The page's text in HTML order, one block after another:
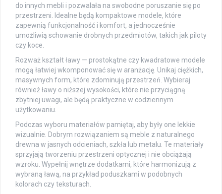
do innych mebli i pozwalała na swobodne poruszanie się po
przestrzeni. Idealne będą kompaktowe modele, które
zapewnią funkcjonalność i komfort, a jednocześnie
umożliwią schowanie drobnych przedmiotów, takich jak piloty
czy koce.
Rozważ kształt ławy — prostokątne czy kwadratowe modele
mogą łatwiej wkomponować się w aranżację. Unikaj ciężkich,
masywnych form, które zdominują przestrzeń. Wybieraj
również ławy o niższej wysokości, które nie przyciągną
zbytniej uwagi, ale będą praktyczne w codziennym
użytkowaniu.
Podczas wyboru materiałów pamiętaj, aby były one lekkie
wizualnie. Dobrym rozwiązaniem są meble z naturalnego
drewna w jasnych odcieniach, szkła lub metalu. Te materiały
sprzyjają tworzeniu przestrzeni optycznej i nie obciążają
wzroku. Wypełnij wnętrze dodatkami, które harmonizują z
wybraną ławą, na przykład poduszkami w podobnych
kolorach czy teksturach.